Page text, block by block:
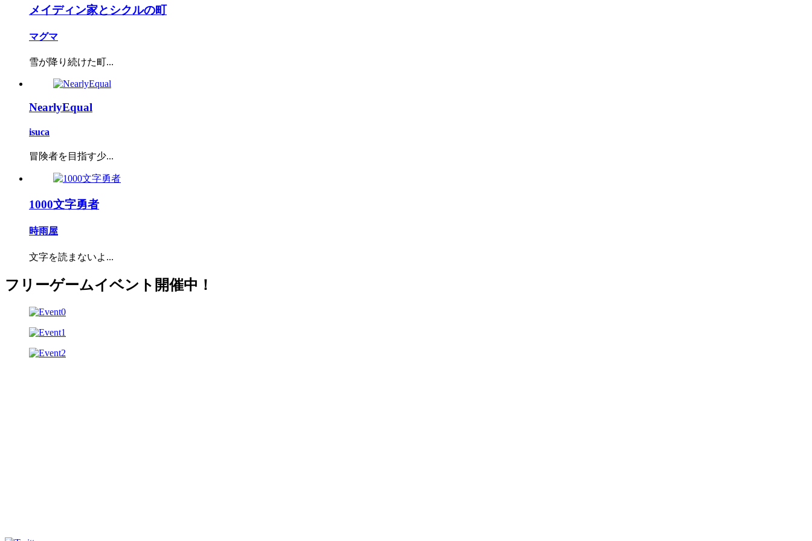
メイディン家とシクルの町
マグマ
雪が降り続けた町...
NearlyEqual
isuca
冒険者を目指す少...
1000文字勇者
時雨屋
文字を読まないよ...
フリーゲームイベント開催中！